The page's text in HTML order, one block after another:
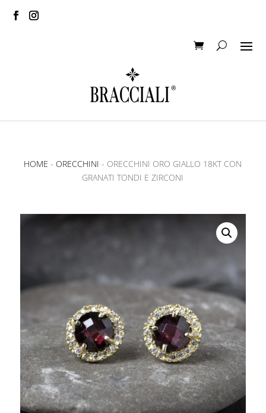
HOME -ORECCHINI - ORECCHINI ORO GIALLO 18KT CON
GRANATI TONDI E ZIRCONI